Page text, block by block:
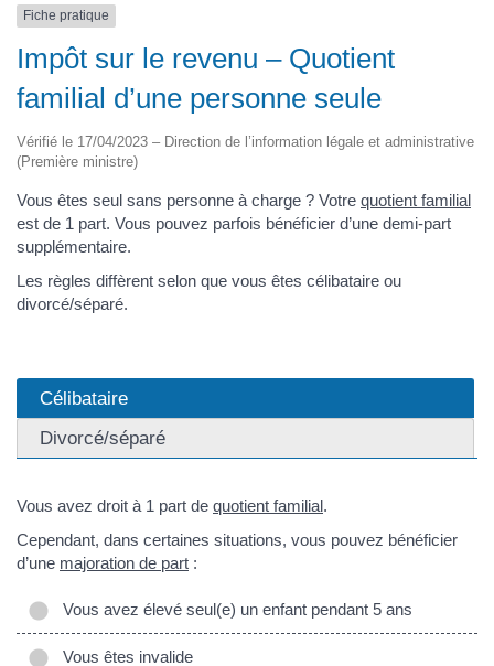
Fiche pratique
Impôt sur le revenu – Quotient
familial d’une personne seule
Vérifié le 17/04/2023 – Direction de l’information légale et administrative
(Première ministre)
Vous êtes seul sans personne à charge ? Votre quotient familial
est de 1 part. Vous pouvez parfois bénéficier d’une demi-part
supplémentaire.
Les règles diffèrent selon que vous êtes célibataire ou
divorcé/séparé.
Célibataire
Divorcé/séparé
Vous avez droit à 1 part de quotient familial.
Cependant, dans certaines situations, vous pouvez bénéficier
d’une majoration de part :
Vous avez élevé seul(e) un enfant pendant 5 ans
Vous êtes invalide